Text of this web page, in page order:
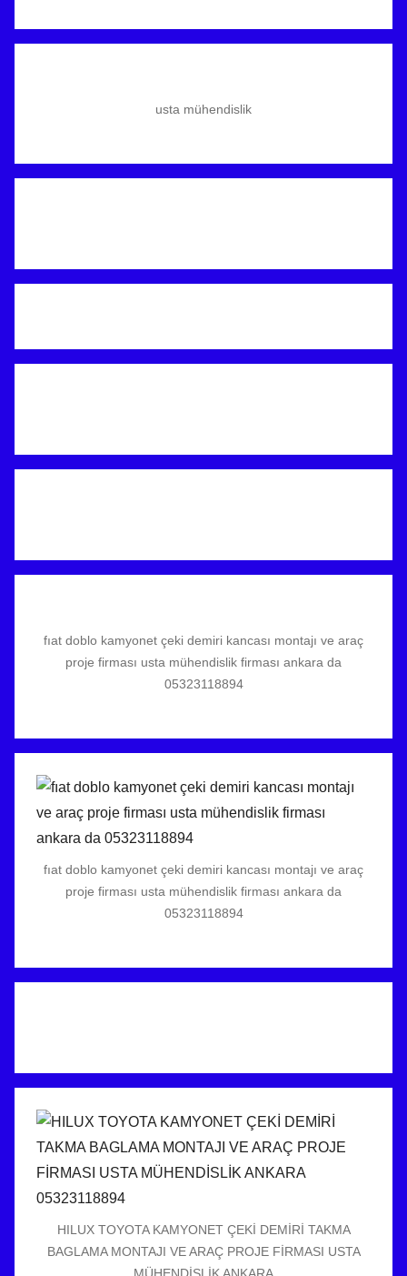
usta mühendislik
fıat doblo kamyonet çeki demiri kancası montajı ve araç
proje firması usta mühendislik firması ankara da
05323118894
fıat doblo kamyonet çeki demiri kancası montajı ve araç
proje firması usta mühendislik firması ankara da
05323118894
HILUX TOYOTA KAMYONET ÇEKİ DEMİRİ TAKMA
BAGLAMA MONTAJI VE ARAÇ PROJE FİRMASI USTA